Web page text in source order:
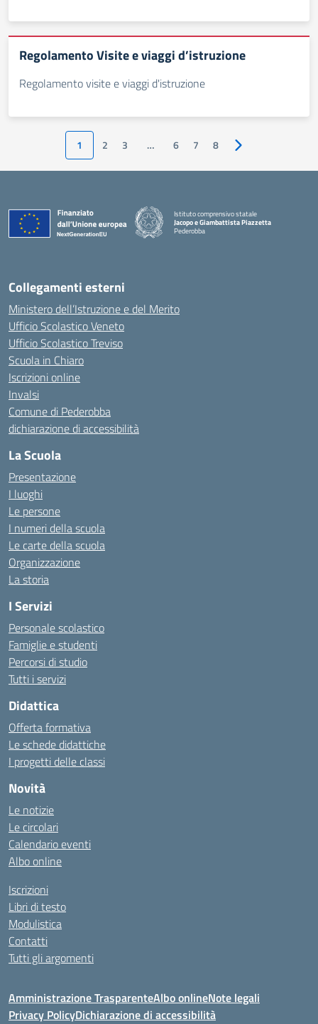
Regolamento Visite e viaggi d’istruzione
Regolamento visite e viaggi d'istruzione
1 2 3 … 6 7 8 Pagina successiva
Istituto comprensivo statale
Jacopo e Giambattista Piazzetta
Pederobba
Collegamenti esterni
Ministero dell’Istruzione e del Merito
Ufficio Scolastico Veneto
Ufficio Scolastico Treviso
Scuola in Chiaro
Iscrizioni online
Invalsi
Comune di Pederobba
dichiarazione di accessibilità
La Scuola
Presentazione
I luoghi
Le persone
I numeri della scuola
Le carte della scuola
Organizzazione
La storia
I Servizi
Personale scolastico
Famiglie e studenti
Percorsi di studio
Tutti i servizi
Didattica
Offerta formativa
Le schede didattiche
I progetti delle classi
Novità
Le notizie
Le circolari
Calendario eventi
Albo online
Iscrizioni
Libri di testo
Modulistica
Contatti
Tutti gli argomenti
Amministrazione TrasparenteAlbo onlineNote legali
Privacy PolicyDichiarazione di accessibilità